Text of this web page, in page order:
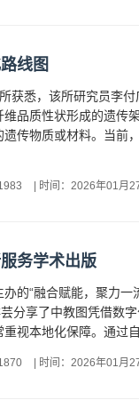
线图
获悉，该所研究员李
品质性状形成的遗传
遗传物质或材料。当
时间：2026年01月
务学术出版
的“融合赋能，聚力
分享了中教图凭借数
视本地化保障。通过
时间：2026年01月